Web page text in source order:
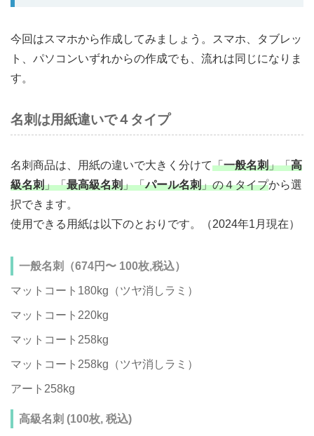
今回はスマホから作成してみましょう。スマホ、タブレッ
ト、パソコンいずれからの作成でも、流れは同じになりま
す。
名刺は用紙違いで４タイプ
名刺商品は、用紙の違いで大きく分けて「一般名刺」「高
級名刺」「最高級名刺」「パール名刺」の４タイプから選
択できます。
使用できる用紙は以下のとおりです。（2024年1月現在）
一般名刺（674円〜 100枚,税込）
マットコート180kg（ツヤ消しラミ）
マットコート220kg
マットコート258kg
マットコート258kg（ツヤ消しラミ）
アート258kg
高級名刺 (100枚, 税込)